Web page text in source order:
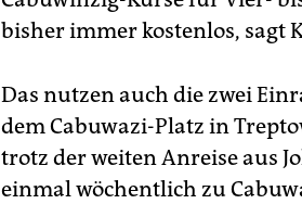
bisher immer kostenlos, sagt
Das nutzen auch die zwei
dem Cabuwazi-Platz in
trotz der weiten Anreise aus
einmal wöchentlich zu